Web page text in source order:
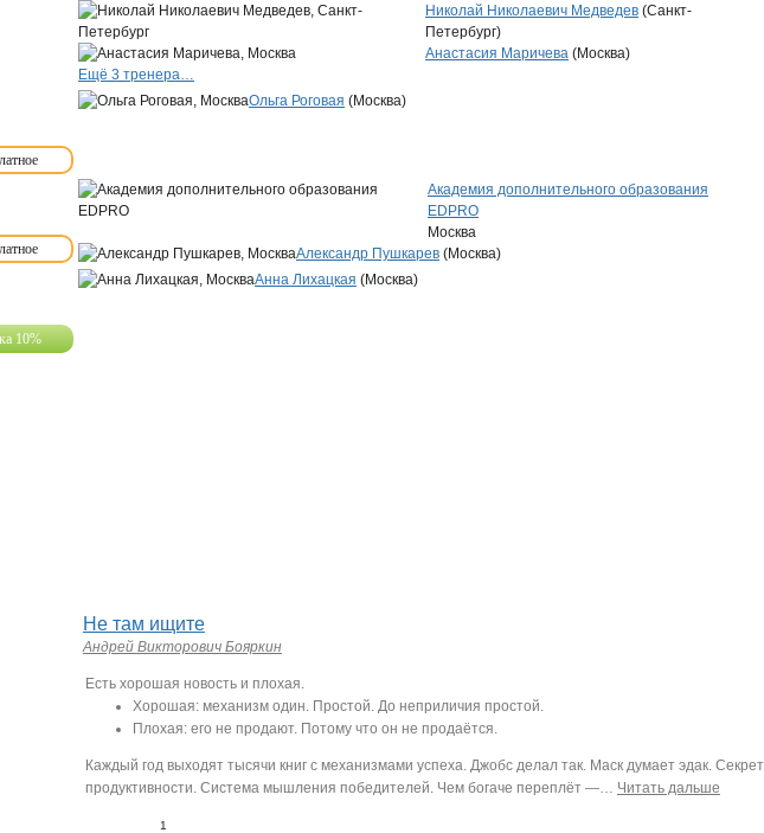
Николай Николаевич Медведев (Санкт-
Петербург)
Анастасия Маричева (Москва)
Ещё 3 тренера…
Ольга Роговая (Москва)
Академия дополнительного образования
EDPRO
Москва
Александр Пушкарев (Москва)
10%
Анна Лихацкая (Москва)
Не там ищите
Андрей Викторович Бояркин
Есть хорошая новость и плохая.
Хорошая: механизм один. Простой. До неприличия простой.
Плохая: его не продают. Потому что он не продаётся.
Каждый год выходят тысячи книг с механизмами успеха. Джобс делал так. Маск думает эдак. Секрет
продуктивности. Система мышления победителей. Чем богаче переплёт —… Читать дальше
1